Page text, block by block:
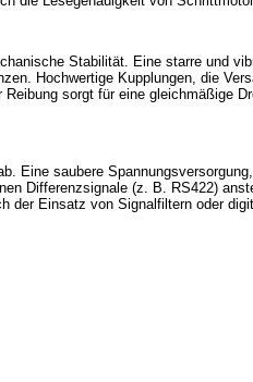
Stabilität. Eine starre und
Hochwertige Kupplungen, die
sorgt für eine gleichmäßige
Eine saubere
Differenzsignale (z. B. RS422)
der Einsatz von Signalfiltern oder